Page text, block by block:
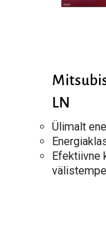
LN
Ülimalt
Efektiivne